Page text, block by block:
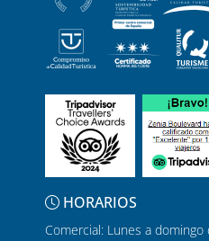
HORARIOS
Comercial: Lunes a